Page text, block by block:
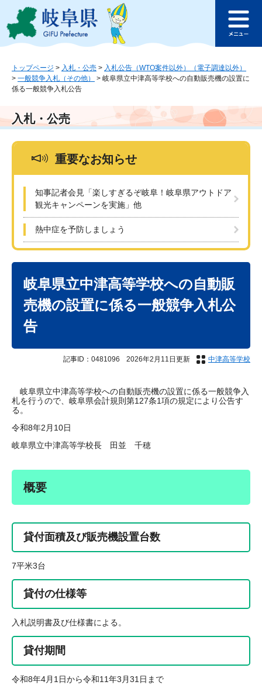
ジ
ュ
本
文
このページの本文へ
ュ
トップページ > 入札・公売 > 入札公告（WTO案件以外）（電子調達以外）
> 一般競争入札（その他） > 岐阜県立中津高等学校への自動販売機の設置に
係る一般競争入札公告
入札・公売
重要なお知らせ
知事記者会見「楽しすぎるぞ岐阜！岐阜県アウトドア
観光キャンペーンを実施」他
熱中症を予防しましょう
岐阜県立中津高等学校への自動販
売機の設置に係る一般競争入札公
告
記事ID：0481096 2026年2月11日更新 中津高等学校
岐阜県立中津高等学校への自動販売機の設置に係る一般競争入
札を行うので、岐阜県会計規則第127条1項の規定により公告す
る。
令和8年2月10日
岐阜県立中津高等学校長 田並 千穂
概要
貸付面積及び販売機設置台数
7平米3台
貸付の仕様等
入札説明書及び仕様書による。
貸付期間
令和8年4月1日から令和11年3月31日まで